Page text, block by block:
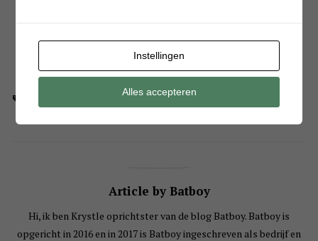
,schminken,verkleden
Article by Batboy
Hi, ik ben Krystle oprichtster van de blog Batboy. Batboy is
opgericht in 2016 en in 2017 is Batboy ingeschreven als bedrijf en
Instellingen
Alles accepteren